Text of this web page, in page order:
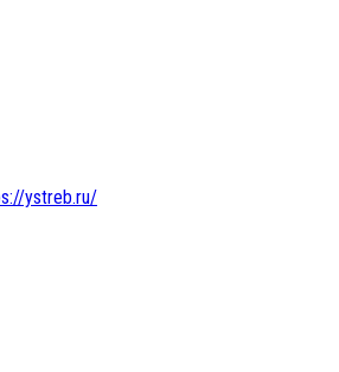
ystreb.ru/